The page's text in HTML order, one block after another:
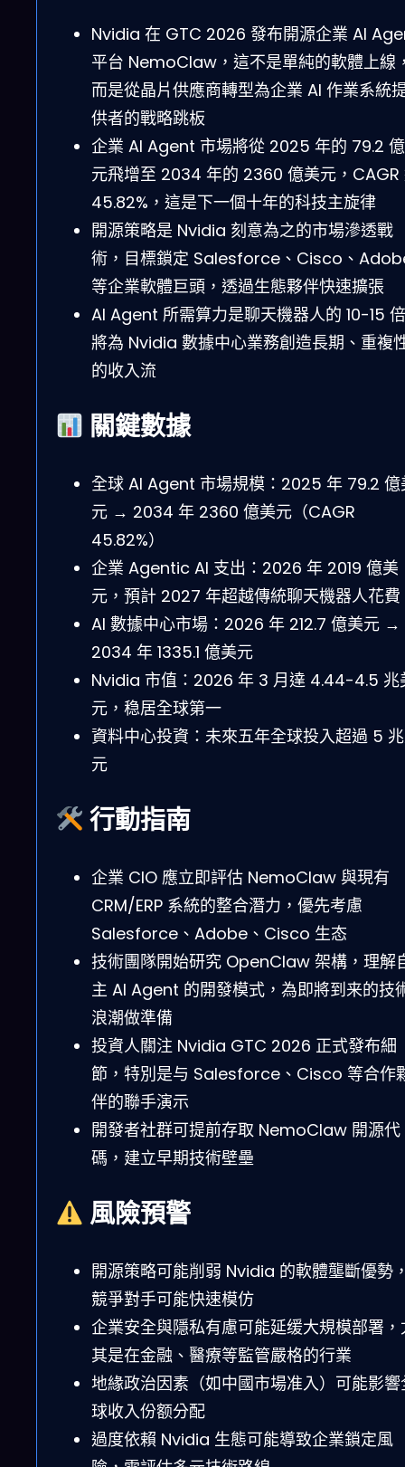
Nvidia 在 GTC 2026 發布開源企業 AI
平台 NemoClaw，這不是單純的軟體上線
而是從晶片供應商轉型為企業 AI 作業系統
供者的戰略跳板
企業 AI Agent 市場將從 2025 年的 79.2
元飛增至 2034 年的 2360 億美元，CAGR
45.82%，這是下一個十年的科技主旋律
開源策略是 Nvidia 刻意為之的市場滲透戰
術，目標鎖定 Salesforce、Cisco、
等企業軟體巨頭，透過生態夥伴快速擴張
AI Agent 所需算力是聊天機器人的 10-15
將為 Nvidia 數據中心業務創造長期、重複
的收入流
關鍵數據
全球 AI Agent 市場規模：2025 年 79.2 億
元 → 2034 年 2360 億美元（CAGR
45.82%）
企業 Agentic AI 支出：2026 年 2019 億美
元，預計 2027 年超越傳統聊天機器人花費
AI 數據中心市場：2026 年 212.7 億美元 →
2034 年 1335.1 億美元
Nvidia 市值：2026 年 3 月達 4.44-4.5 兆
元，稳居全球第一
資料中心投資：未來五年全球投入超過 5
元
行動指南
企業 CIO 應立即評估 NemoClaw 與現有
CRM/ERP 系統的整合潛力，優先考慮
Salesforce、Adobe、Cisco 生态
技術團隊開始研究 OpenClaw 架構，理解
主 AI Agent 的開發模式，為即將到来的技
浪潮做準備
投資人關注 Nvidia GTC 2026 正式發布細
節，特別是与 Salesforce、Cisco 等合作
伴的聯手演示
開發者社群可提前存取 NemoClaw 開源代
碼，建立早期技術壁壘
風險預警
開源策略可能削弱 Nvidia 的軟體壟斷優勢
競爭對手可能快速模仿
企業安全與隱私有慮可能延缓大規模部署，
其是在金融、醫療等監管嚴格的行業
地緣政治因素（如中國市場准入）可能影響
球收入份额分配
過度依賴 Nvidia 生態可能導致企業鎖定風